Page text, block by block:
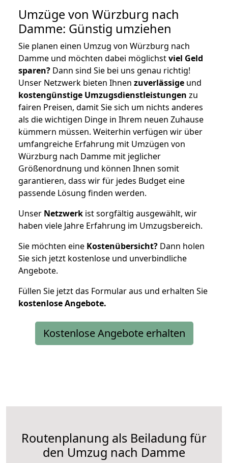
Umzüge von Würzburg nach
Damme: Günstig umziehen
Sie planen einen Umzug von Würzburg nach
Damme und möchten dabei möglichstviel Geld
sparen? Dann sind Sie bei uns genau richtig!
Unser Netzwerk bieten Ihnen zuverlässige und
kostengünstige Umzugsdienstleistungen zu
fairen Preisen, damit Sie sich um nichts anderes
als die wichtigen Dinge in Ihrem neuen Zuhause
kümmern müssen. Weiterhin verfügen wir über
umfangreiche Erfahrung mit Umzügen von
Würzburg nach Damme mit jeglicher
Größenordnung und können Ihnen somit
garantieren, dass wir für jedes Budget eine
passende Lösung finden werden.
Unser Netzwerk ist sorgfältig ausgewählt, wir
haben viele Jahre Erfahrung im Umzugsbereich.
Sie möchten eine Kostenübersicht? Dann holen
Sie sich jetzt kostenlose und unverbindliche
Angebote.
Füllen Sie jetzt das Formular aus und erhalten Sie
kostenloseAngebote.
Kostenlose Angebote erhalten
Routenplanung als Beiladung für
den Umzug nach Damme